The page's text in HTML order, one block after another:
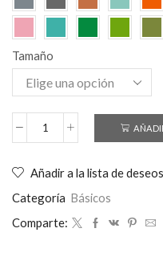
Tamaño
Añadir a la lista de deseos
Categoría Básicos
Comparte: